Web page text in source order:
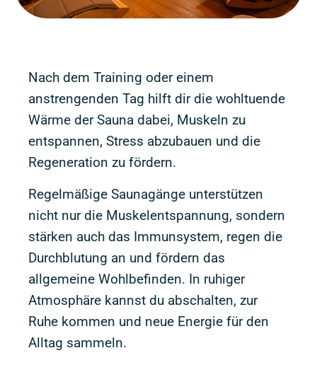
Nach dem Training oder einem
anstrengenden Tag hilft dir die wohltuende
Wärme der Sauna dabei, Muskeln zu
entspannen, Stress abzubauen und die
Regeneration zu fördern.
Regelmäßige Saunagänge unterstützen
nicht nur die Muskelentspannung, sondern
stärken auch das Immunsystem, regen die
Durchblutung an und fördern das
allgemeine Wohlbefinden. In ruhiger
Atmosphäre kannst du abschalten, zur
Ruhe kommen und neue Energie für den
Alltag sammeln.